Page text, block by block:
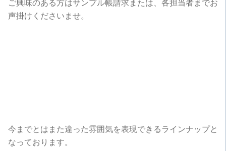
ご興味のある方はサンプル帳請求または、各担当者までお
声掛けくださいませ。
今までとはまた違った雰囲気を表現できるラインナップと
なっております。